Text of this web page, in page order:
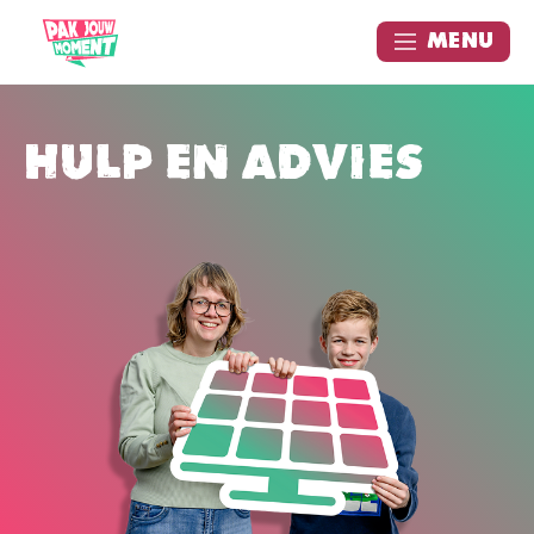
Menu
Hulp en advies